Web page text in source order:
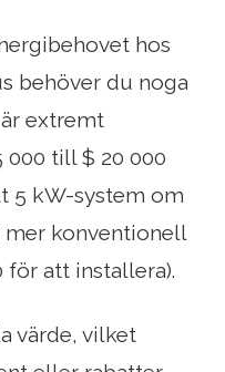
hos
behöver du noga
extremt
000 till $ 20 000
5 kW-system om
mer konventionell
för att installera).
värde, vilket